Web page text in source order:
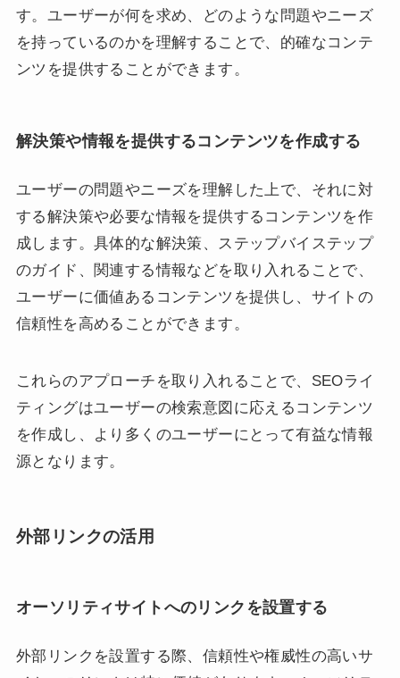
す。ユーザーが何を求め、どのような問題やニーズ
を持っているのかを理解することで、的確なコンテ
ンツを提供することができます。
解決策や情報を提供するコンテンツを作成する
ユーザーの問題やニーズを理解した上で、それに対
する解決策や必要な情報を提供するコンテンツを作
成します。具体的な解決策、ステップバイステップ
のガイド、関連する情報などを取り入れることで、
ユーザーに価値あるコンテンツを提供し、サイトの
信頼性を高めることができます。
これらのアプローチを取り入れることで、SEOライ
ティングはユーザーの検索意図に応えるコンテンツ
を作成し、より多くのユーザーにとって有益な情報
源となります。
外部リンクの活用
オーソリティサイトへのリンクを設置する
外部リンクを設置する際、信頼性や権威性の高いサ